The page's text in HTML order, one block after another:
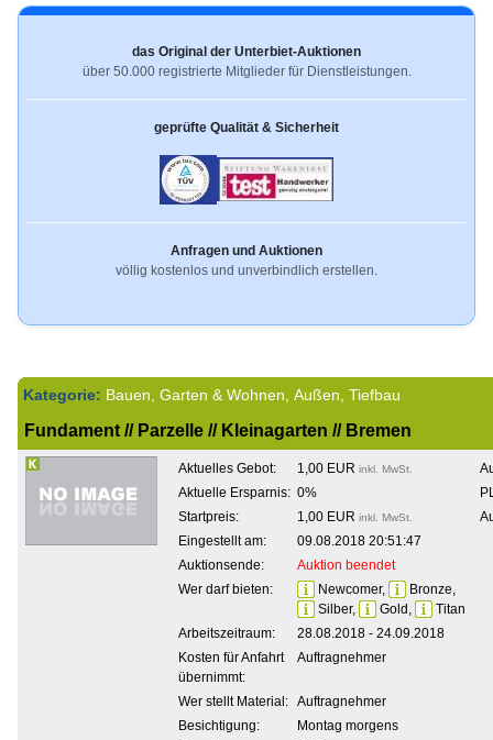
das Original der Unterbiet-Auktionen
über 50.000 registrierte Mitglieder für Dienstleistungen.
geprüfte Qualität & Sicherheit
Anfragen und Auktionen
völlig kostenlos und unverbindlich erstellen.
Kategorie: Bauen, Garten & Wohnen, Außen, Tiefbau
Fundament // Parzelle // Kleinagarten // Bremen
Aktuelles Gebot: 1,00 EUR inkl. MwSt.
Aktuelle Ersparnis: 0%
Startpreis:
1,00 EUR inkl. MwSt.
Eingestellt am:
09.08.2018 20:51:47
Auktionsende:
Auktion beendet
Wer darf bieten:
Newcomer,
Bronze,
Silber,
Gold,
Titan
Arbeitszeitraum:
28.08.2018 - 24.09.2018
Kosten für Anfahrt
übernimmt:
Auftragnehmer
Wer stellt Material: Auftragnehmer
Besichtigung:
Montag morgens